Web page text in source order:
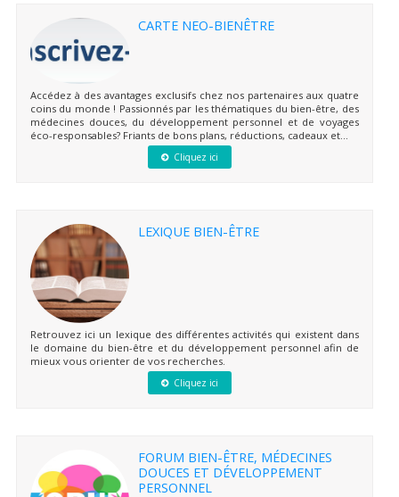
CARTE NEO-BIENÊTRE
Accédez à des avantages exclusifs chez nos partenaires aux quatre
coins du monde ! Passionnés par les thématiques du bien-être, des
médecines douces, du développement personnel et de voyages
éco-responsables? Friants de bons plans, réductions, cadeaux et...
Cliquez ici
LEXIQUE BIEN-ÊTRE
Retrouvez ici un lexique des différentes activités qui existent dans
le domaine du bien-être et du développement personnel afin de
mieux vous orienter de vos recherches.
Cliquez ici
FORUM BIEN-ÊTRE, MÉDECINES
DOUCES ET DÉVELOPPEMENT
PERSONNEL